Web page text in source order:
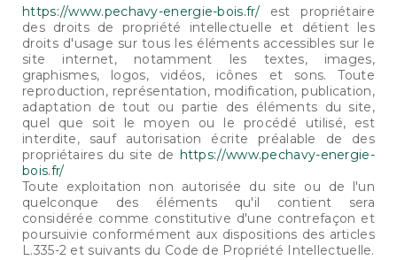
https://www.pechavy-energie-bois.fr/est propriétaire
des droits de propriété intellectuelle et détient les
droits d'usage sur tous les éléments accessibles sur le
site internet, notamment les textes, images,
graphismes, logos, vidéos, icônes et sons. Toute
reproduction, représentation, modification, publication,
adaptation de tout ou partie des éléments du site,
quel que soit le moyen ou le procédé utilisé, est
interdite, sauf autorisation écrite préalable de des
propriétaires du site de https://www.pechavy-energie-
bois.fr/
Toute exploitation non autorisée du site ou de l'un
quelconque des éléments qu'il contient sera
considérée comme constitutive d'une contrefaçon et
poursuivie conformément aux dispositions des articles
L.335-2 et suivants du Code de Propriété Intellectuelle.